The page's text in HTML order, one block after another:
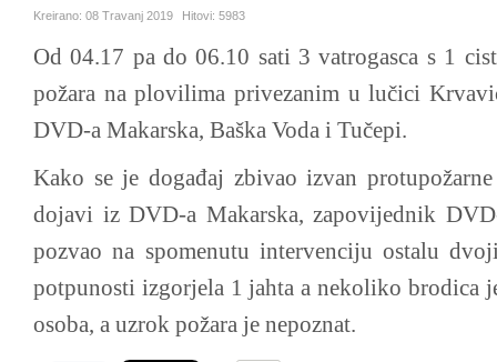
Kreirano: 08 Travanj 2019 Hitovi: 5983
Od 04.17 pa do 06.10 sati 3 vatrogasca s 1
požara na plovilima privezanim u lučici
DVD-a Makarska, Baška Voda i Tučepi.
Kako se je događaj zbivao izvan
dojavi iz DVD-a Makarska, zapovijednik
pozvao na spomenutu intervenciju ostalu
potpunosti izgorjela 1 jahta a nekoliko brodica
osoba, a uzrok požara je nepoznat.